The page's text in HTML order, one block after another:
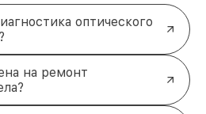
оптического
на ремонт